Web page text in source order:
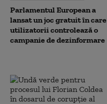
Parlamentul European a
lansat un joc gratuit în care
utilizatorii controlează o
campanie de dezinformare